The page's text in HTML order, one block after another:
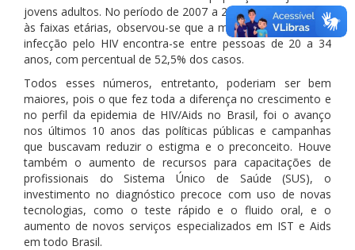
jovens adultos. No período de 2007 a 2017, o que se refere
às faixas etárias, observou-se que a maioria dos casos de
infecção pelo HIV encontra-se entre pessoas de 20 a 34
anos, com percentual de 52,5% dos casos.
Todos esses números, entretanto, poderiam ser bem
maiores, pois o que fez toda a diferença no crescimento e
no perfil da epidemia de HIV/Aids no Brasil, foi o avanço
nos últimos 10 anos das políticas públicas e campanhas
que buscavam reduzir o estigma e o preconceito. Houve
também o aumento de recursos para capacitações de
profissionais do Sistema Único de Saúde (SUS), o
investimento no diagnóstico precoce com uso de novas
tecnologias, como o teste rápido e o fluido oral, e o
aumento de novos serviços especializados em IST e Aids
em todo Brasil.